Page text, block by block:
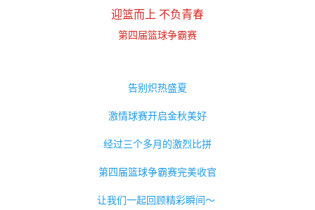
迎篮而上 不负青春
第四届篮球争霸赛
告别炽热盛夏
激情球赛开启金秋美好
经过三个多月的激烈比拼
第四届篮球争霸赛完美收官
让我们一起回顾精彩瞬间～